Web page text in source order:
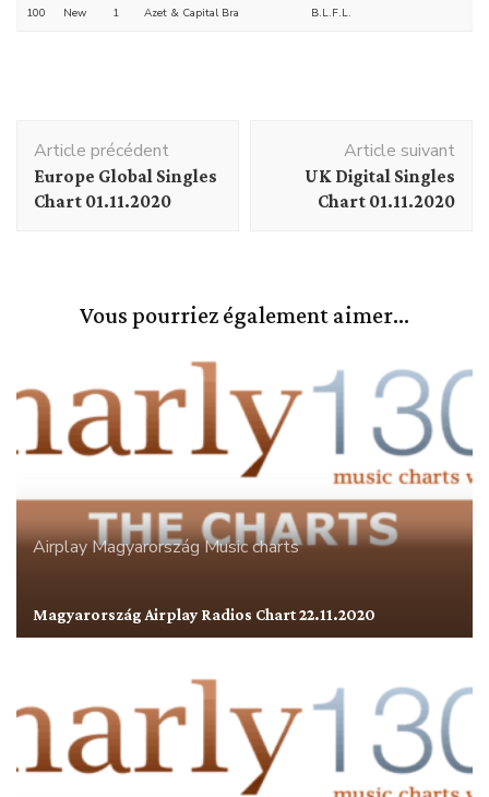
100 New 1 Azet & Capital Bra B.L.F.L.
d'article
Article précédent
Europe Global Singles
Chart 01.11.2020
Article suivant
UK Digital Singles
Chart 01.11.2020
Vous pourriez également aimer...
AirplayMagyarországMusic charts
Magyarország Airplay Radios Chart 22.11.2020